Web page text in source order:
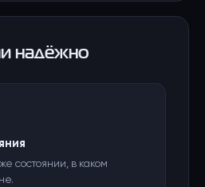
надёжно
состоянии, в каком